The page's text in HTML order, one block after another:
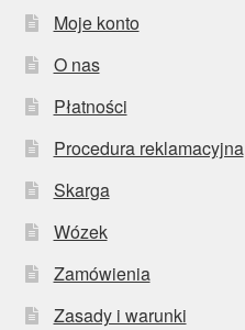
Moje konto
O nas
Płatności
Procedura reklamacyjna
Skarga
Wózek
Zamówienia
Zasady i warunki